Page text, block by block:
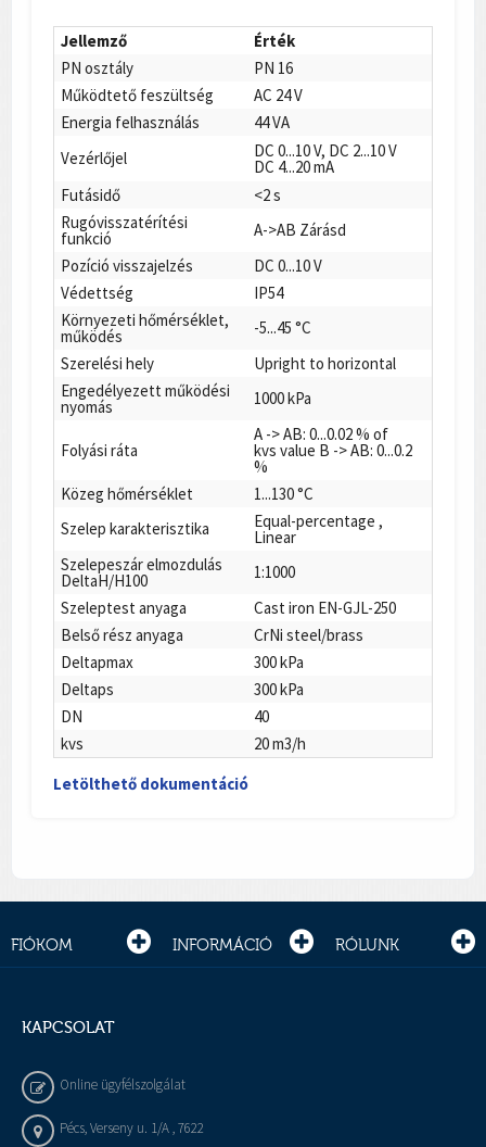
Jellemző
Érték
PN osztály
PN 16
Működtető feszültség
AC 24 V
Energia felhasználás
44 VA
Vezérlőjel
DC 0...10 V, DC 2...10 V
DC 4...20 mA
Futásidő
<2 s
Rugóvisszatérítési
funkció
A->AB Zárásd
Pozíció visszajelzés
DC 0...10 V
Védettség
IP54
Környezeti hőmérséklet,
működés
-5...45 °C
Szerelési hely
Upright to horizontal
Engedélyezett működési
nyomás 1000 kPa
Folyási ráta
A -> AB: 0...0.02 % of
kvs value B -> AB: 0...0.2
%
Közeg hőmérséklet
1...130 °C
Szelep karakterisztika
Equal-percentage ,
Linear
Szelepeszár elmozdulás
DeltaH/H100
1:1000
Szeleptest anyaga
Cast iron EN-GJL-250
Belső rész anyaga
CrNi steel/brass
Deltapmax
300 kPa
Deltaps
300 kPa
DN
40
kvs
20 m3/h
Letölthető dokumentáció
FIÓKOM INFORMÁCIÓ RÓLUNK
KAPCSOLAT
Online ügyfélszolgálat
Pécs, Verseny u. 1/A , 7622